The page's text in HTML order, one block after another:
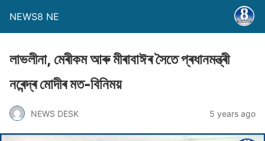
NEWS8 NE
লাভলীনা, মেৰীকম আৰু মীৰাবাঈৰ সৈতে প্ৰধানমন্ত্ৰী
নৰেন্দ্ৰ মােদীৰ মত-বিনিময়
NEWS DESK 5 years ago